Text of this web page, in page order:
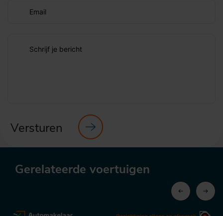
Email
Schrijf je bericht
Versturen
Gerelateerde voertuigen